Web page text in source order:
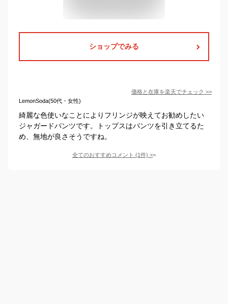
ショップでみる
価格と在庫を楽天でチェック >>
LemonSoda(50代・女性)
綺麗な色使いなことによりフリンジが映えてお勧めしたい
ジャガードパンツです。トップスはパンツを引き立てるた
め、無地が良さそうですね。
全てのおすすめコメント (1件) >